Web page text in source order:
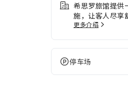
希思罗旅馆提供
施，让客人尽享
供的免费 Wi-Fi
来的客人，住宿
吸烟。希思罗旅
过精心打造和装
更多介绍
停车场